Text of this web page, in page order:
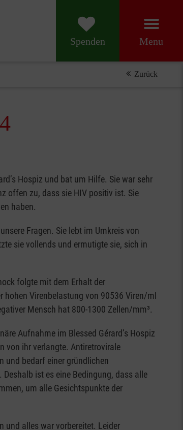
Spenden Menu
Zurück
Hospiz und bat um Hilfe. Sie war sehr
offen zu, dass sie HIV positiv ist. Sie
haben.
Fragen. Sie lebt im Umkreis von
sie vollends und ermutigte sie, sich in
folgte mit dem Erhalt der
hohen Virenbelastung von 90536 Viren/ml
Mensch hat 800-1300 Zellen/mm³.
Aufnahme im Blessed Gérard’s Hospiz
von ihr verlangte. Antiretrovirale
und bedarf einer gründlichen
ist es eine Bedingung, dass alle
um alle Gesichtspunkte der
und alles war vorbereitet. Leider